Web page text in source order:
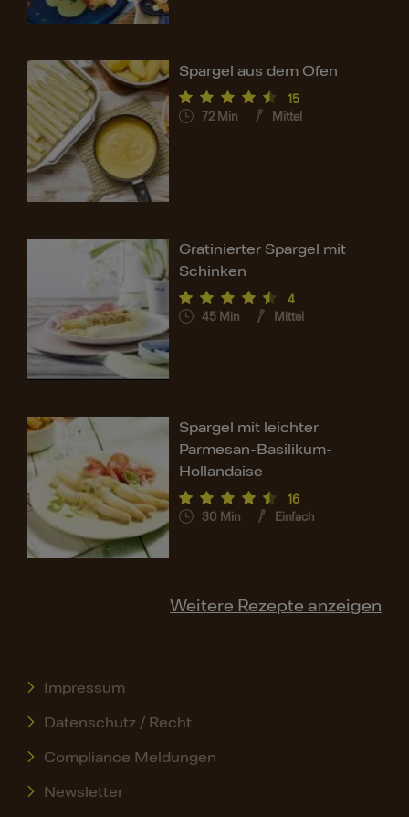
Spargel aus dem Ofen
15
72 Min Mittel
Gratinierter Spargel mit
Schinken
4
45 Min Mittel
Spargel mit leichter
Parmesan-Basilikum-
Hollandaise
16
30 Min Einfach
Weitere Rezepte anzeigen
Impressum
Datenschutz / Recht
Compliance Meldungen
Newsletter